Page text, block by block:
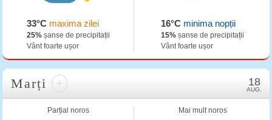
33°Cmaxima zilei
25%șanse de precipitații
Vânt foarte ușor
16°C minima nopții
15% șanse de precipitații
Vânt foarte ușor
Marți + 18
AUG.
Parțial noros Mai mult noros